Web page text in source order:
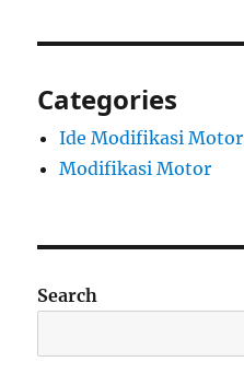
Categories
Ide Modifikasi Motor
Modifikasi Motor
Search